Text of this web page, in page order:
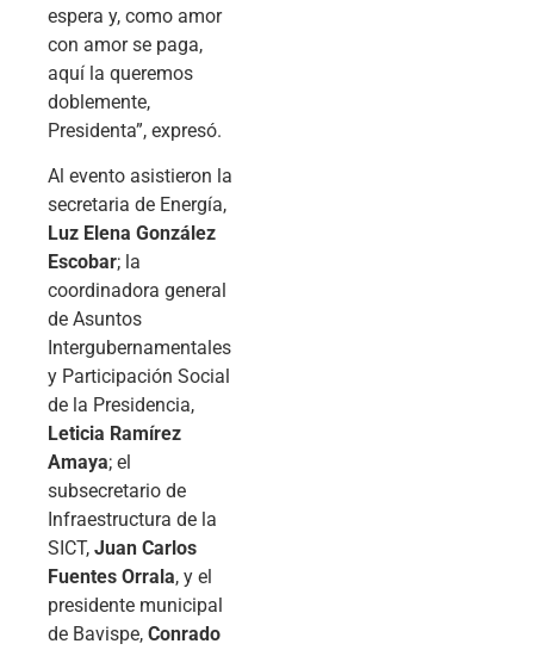
espera y, como amor
con amor se paga,
aquí la queremos
doblemente,
Presidenta”, expresó.
Al evento asistieron la
secretaria de Energía,
Luz Elena González
Escobar; la
coordinadora general
de Asuntos
Intergubernamentales
y Participación Social
de la Presidencia,
Leticia Ramírez
Amaya; el
subsecretario de
Infraestructura de la
SICT, Juan Carlos
Fuentes Orrala, y el
presidente municipal
de Bavispe, Conrado